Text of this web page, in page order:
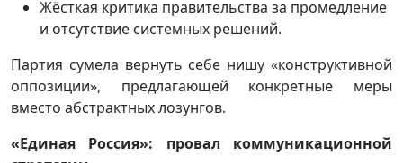
Жёсткая критика правительства за промедление
и отсутствие системных решений.
Партия сумела вернуть себе нишу «конструктивной
оппозиции», предлагающей конкретные меры
вместо абстрактных лозунгов.
«Единая Россия»: провал коммуникационной